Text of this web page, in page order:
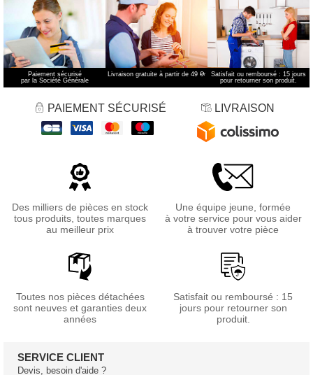
Paiement sécurisé
par la Société Générale
Livraison gratuite à partir de 49 €*
Satisfait ou remboursé : 15 jours
pour retourner son produit.
PAIEMENT SÉCURISÉ LIVRAISON
Des milliers de pièces en stock
tous produits, toutes marques
au meilleur prix
Une équipe jeune, formée
à votre service pour vous aider
à trouver votre pièce
Toutes nos pièces détachées
sont neuves et garanties deux
années
Satisfait ou remboursé : 15
jours pour retourner son
produit.
SERVICE CLIENT
Devis, besoin d'aide ?